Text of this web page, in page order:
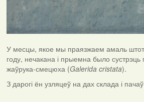
У месцы, якое мы праязжаем амаль
году, нечакана і прыемна было
жаўрука-смецюха (Galerida cristata).
З дарогі ён узляцеў на дах склада і